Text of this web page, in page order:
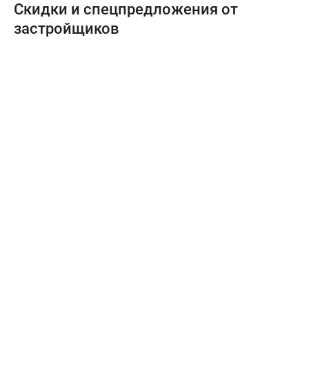
Скидки и спецпредложения от
застройщиков